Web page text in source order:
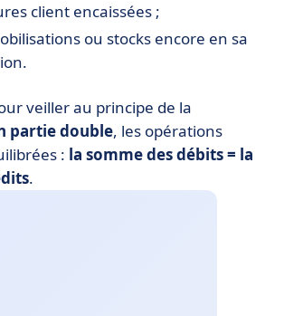
client encaissées ;
ou stocks encore en sa
veiller au principe de la
partie double, les opérations
: la somme des débits = la
.